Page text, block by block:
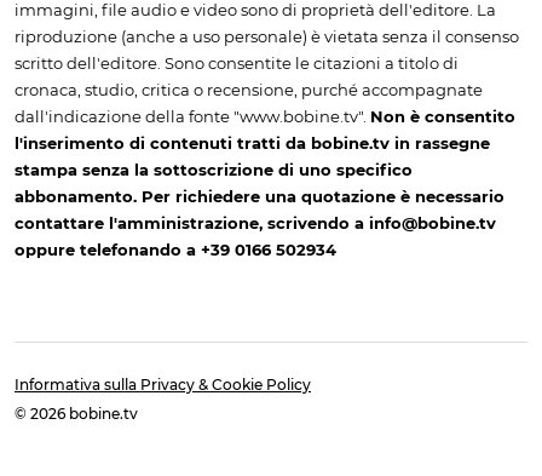
immagini, file audio e video sono di proprietà dell'editore. La
riproduzione (anche a uso personale) è vietata senza il consenso
scritto dell'editore. Sono consentite le citazioni a titolo di
cronaca, studio, critica o recensione, purché accompagnate
dall'indicazione della fonte "www.bobine.tv". Non è consentito
l'inserimento di contenuti tratti da bobine.tv in rassegne
stampa senza la sottoscrizione di uno specifico
abbonamento. Per richiedere una quotazione è necessario
contattare l'amministrazione, scrivendo a info@bobine.tv
oppure telefonando a +39 0166 502934
Informativa sulla Privacy & Cookie Policy
© 2026 bobine.tv